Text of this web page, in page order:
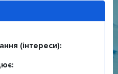
(інтереси):